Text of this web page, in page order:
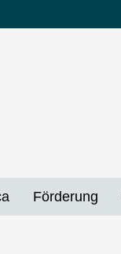
Förderung